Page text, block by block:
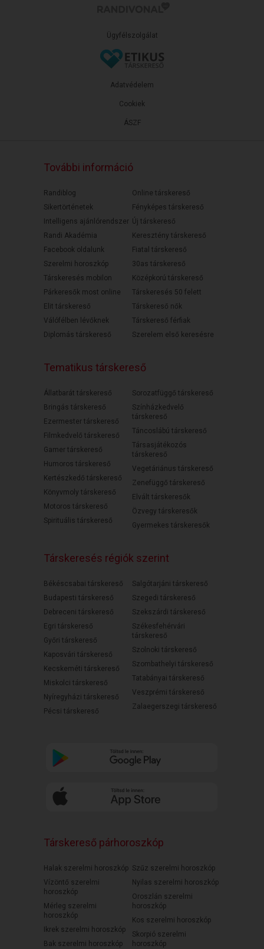
Ügyfélszolgálat
ÁSZF
Adatvédelem
Cookiek
További információ
Randiblog
Sikertörténetek
Intelligens ajánlórendszer
Randi Akadémia
Facebook oldalunk
Szerelmi horoszkóp
Társkeresés mobilon
Párkeresők most online
Elit társkereső
Válófélben lévőknek
Diplomás társkereső
Online társkereső
Fényképes társkereső
Új társkereső
Keresztény társkereső
Fiatal társkereső
30as társkereső
Középkorú társkereső
Társkeresés 50 felett
Társkereső nők
Társkereső férfiak
Szerelem első keresésre
Tematikus társkereső
Állatbarát társkereső
Bringás társkereső
Ezermester társkereső
Filmkedvelő társkereső
Gamer társkereső
Humoros társkereső
Kertészkedő társkereső
Könyvmoly társkereső
Motoros társkereső
Spirituális társkereső
Sorozatfüggő társkereső
Színházkedvelő
társkereső
Táncoslábú társkereső
Társasjátékozós
társkereső
Vegetáriánus társkereső
Zenefüggő társkereső
Elvált társkeresők
Özvegy társkeresők
Gyermekes társkeresők
Társkeresés régiók szerint
Békéscsabai társkereső
Budapesti társkereső
Debreceni társkereső
Egri társkereső
Győri társkereső
Kaposvári társkereső
Kecskeméti társkereső
Miskolci társkereső
Nyíregyházi társkereső
Pécsi társkereső
Salgótarjáni társkereső
Szegedi társkereső
Szekszárdi társkereső
Székesfehérvári
társkereső
Szolnoki társkereső
Szombathelyi társkereső
Tatabányai társkereső
Veszprémi társkereső
Zalaegerszegi társkereső
Társkereső párhoroszkóp
Halak szerelmi horoszkóp
Vízöntő szerelmi
horoszkóp
Mérleg szerelmi
horoszkóp
Ikrek szerelmi horoszkóp
Bak szerelmi horoszkóp
Szűz szerelmi horoszkóp
Nyilas szerelmi horoszkóp
Oroszlán szerelmi
horoszkóp
Kos szerelmi horoszkóp
Skorpió szerelmi
horoszkóp